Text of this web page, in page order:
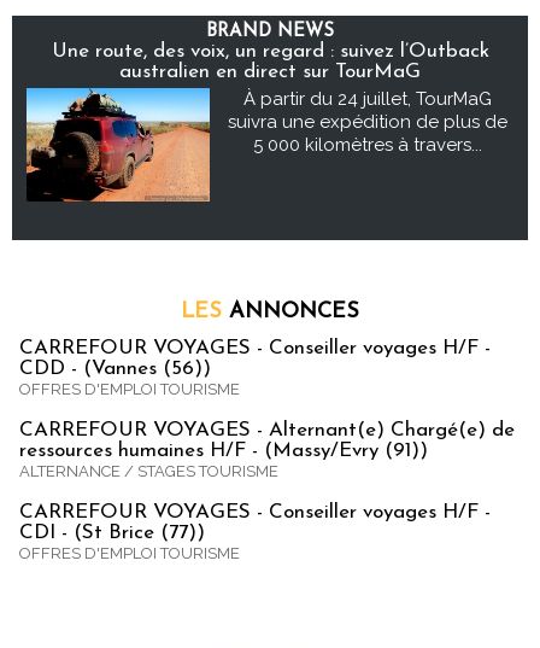
BRAND NEWS
Une route, des voix, un regard : suivez l’Outback
australien en direct sur TourMaG
À partir du 24 juillet, TourMaG
suivra une expédition de plus de
5 000 kilomètres à travers...
LES ANNONCES
CARREFOUR VOYAGES - Conseiller voyages H/F -
CDD - (Vannes (56))
OFFRES D'EMPLOI TOURISME
CARREFOUR VOYAGES - Alternant(e) Chargé(e) de
ressources humaines H/F - (Massy/Evry (91))
ALTERNANCE / STAGES TOURISME
CARREFOUR VOYAGES - Conseiller voyages H/F -
CDI - (St Brice (77))
OFFRES D'EMPLOI TOURISME